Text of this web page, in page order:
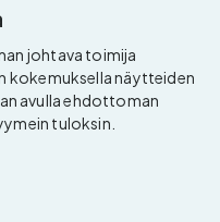
johtava toimija
kokemuksella näytteiden
avulla ehdottoman
tuloksin.